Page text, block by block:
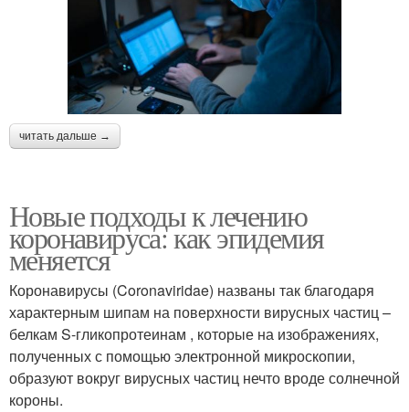
читать дальше →
Новые подходы к лечению
коронавируса: как эпидемия
меняется
Коронавирусы (Coronaviridae) названы так благодаря
характерным шипам на поверхности вирусных частиц –
белкам S-гликопротеинам , которые на изображениях,
полученных с помощью электронной микроскопии,
образуют вокруг вирусных частиц нечто вроде солнечной
короны.